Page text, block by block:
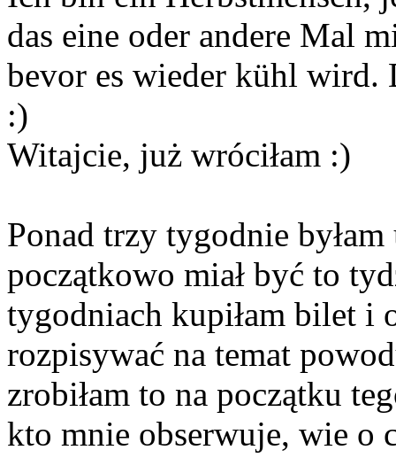
das eine oder andere Mal
bevor es wieder kühl wird.
:)
Witajcie, już wróciłam :)
Ponad trzy tygodnie
początkowo miał być to
tygodniach kupiłam bilet i
rozpisywać na temat
zrobiłam to na początku
kto mnie obserwuje, wie o